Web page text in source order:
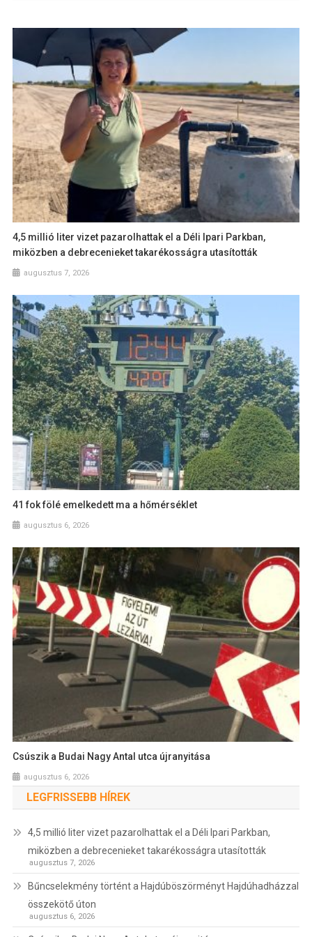
4,5 millió liter vizet pazarolhattak el a Déli Ipari Parkban,
miközben a debrecenieket takarékosságra utasították
augusztus 7, 2026
41 fok fölé emelkedett ma a hőmérséklet
augusztus 6, 2026
Csúszik a Budai Nagy Antal utca újranyitása
augusztus 6, 2026
LEGFRISSEBB HÍREK
4,5 millió liter vizet pazarolhattak el a Déli Ipari Parkban,
miközben a debrecenieket takarékosságra utasították
augusztus 7, 2026
Bűncselekmény történt a Hajdúböszörményt Hajdúhadházzal
összekötő úton
augusztus 6, 2026